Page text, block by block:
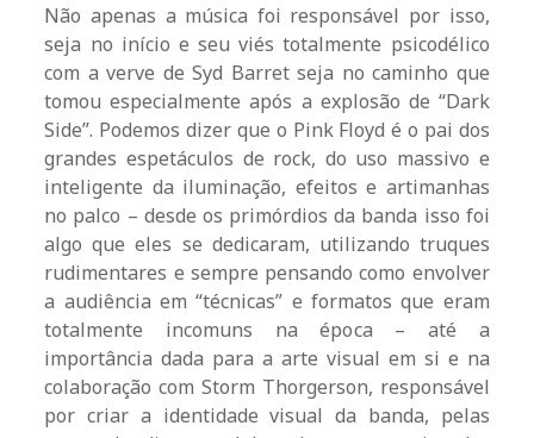
Não apenas a música foi responsável por isso,
seja no início e seu viés totalmente psicodélico
com a verve de Syd Barret seja no caminho que
tomou especialmente após a explosão de “Dark
Side”. Podemos dizer que o Pink Floyd é o pai dos
grandes espetáculos de rock, do uso massivo e
inteligente da iluminação, efeitos e artimanhas
no palco – desde os primórdios da banda isso foi
algo que eles se dedicaram, utilizando truques
rudimentares e sempre pensando como envolver
a audiência em “técnicas” e formatos que eram
totalmente incomuns na época – até a
importância dada para a arte visual em si e na
colaboração com Storm Thorgerson, responsável
por criar a identidade visual da banda, pelas